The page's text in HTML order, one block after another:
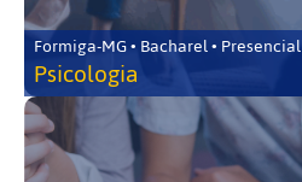
Formiga-MG • Bacharel • Presencial
Psicologia